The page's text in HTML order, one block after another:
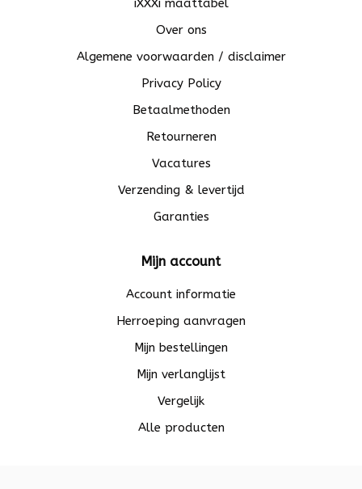
Over ons
Algemene voorwaarden / disclaimer
Privacy Policy
Betaalmethoden
Retourneren
Vacatures
Verzending & levertijd
Garanties
Mijn account
Account informatie
Herroeping aanvragen
Mijn bestellingen
Mijn verlanglijst
Vergelijk
Alle producten